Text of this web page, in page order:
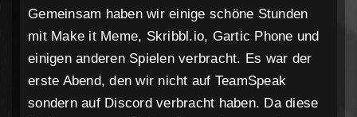
Gemeinsam haben wir einige schöne Stunden
mit Make it Meme, Skribbl.io, Gartic Phone und
einigen anderen Spielen verbracht. Es war der
erste Abend, den wir nicht auf TeamSpeak
sondern auf Discord verbracht haben. Da diese